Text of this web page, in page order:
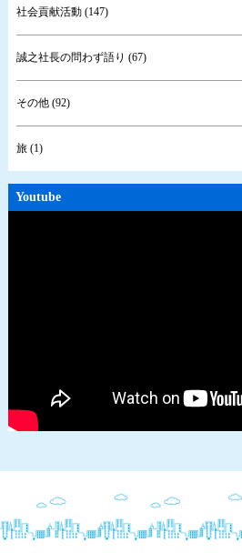
社会貢献活動 (147)
誠之社長の問わず語り (67)
その他 (92)
旅 (1)
Youtube